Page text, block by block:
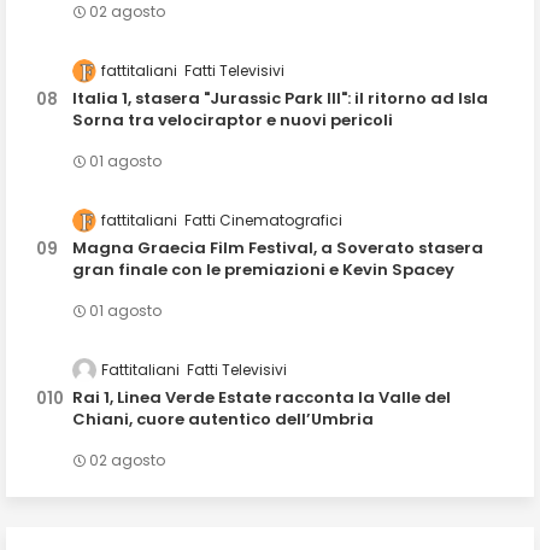
02 agosto
fattitaliani Fatti Televisivi
Italia 1, stasera "Jurassic Park III": il ritorno ad Isla
Sorna tra velociraptor e nuovi pericoli
01 agosto
fattitaliani Fatti Cinematografici
Magna Graecia Film Festival, a Soverato stasera
gran finale con le premiazioni e Kevin Spacey
01 agosto
Fattitaliani Fatti Televisivi
Rai 1, Linea Verde Estate racconta la Valle del
Chiani, cuore autentico dell’Umbria
02 agosto